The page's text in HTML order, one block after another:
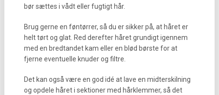
bør sættes i vådt eller fugtigt hår.
Brug gerne en føntørrer, så du er sikker på, at håret er
helt tørt og glat. Red derefter håret grundigt igennem
med en bredtandet kam eller en blød børste for at
fjerne eventuelle knuder og filtre.
Det kan også være en god idé at lave en midterskilning
og opdele håret i sektioner med hårklemmer, så det